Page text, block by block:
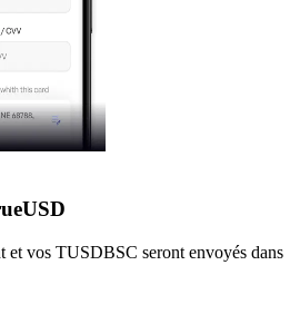
et vos TUSDBSC seront envoyés dans